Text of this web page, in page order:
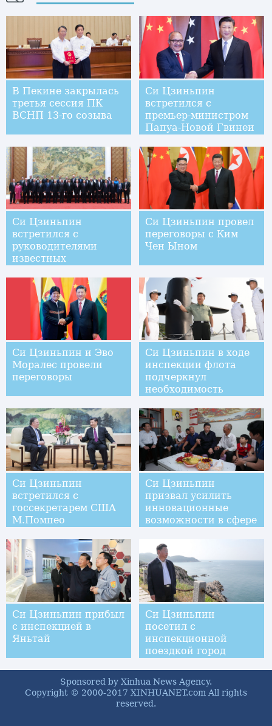
В Пекине закрылась
третья сессия ПК
ВСНП 13-го созыва
Си Цзиньпин
встретился с
премьер-министром
Папуа-Новой Гвинеи
Си Цзиньпин
встретился с
руководителями
известных
компаний
Си Цзиньпин провел
переговоры с Ким
Чен Ыном
Си Цзиньпин и Эво
Моралес провели
переговоры
Си Цзиньпин в ходе
инспекции флота
подчеркнул
необходимость
военно-морских сил
Си Цзиньпин
встретился с
госсекретарем США
М.Помпео
Си Цзиньпин
призвал усилить
инновационные
возможности в сфере
социального
развития
Си Цзиньпин прибыл
с инспекцией в
Яньтай
Си Цзиньпин
посетил с
инспекционной
поездкой город
Sponsored by Xinhua News Agency.
Copyright © 2000-2017 XINHUANET.com All rights
reserved.